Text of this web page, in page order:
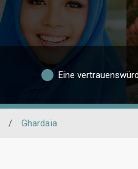
Eine
/ Ghardaïa